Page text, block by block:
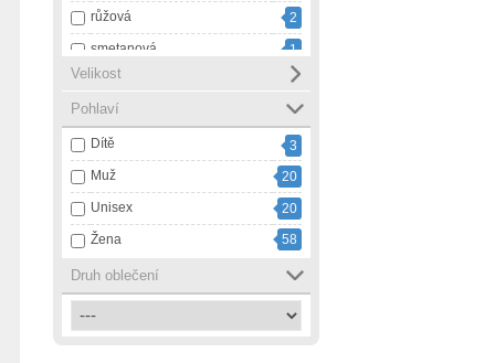
růžová
2
smetanová
1
tmavě modrá
1
vícebarevná
1
zelená
3
černá
43
černá s bílou
4
černá s růžovou
1
červená
4
šedá
Velikost
Pohlaví
Dítě
3
Muž
20
Unisex
20
Žena
58
Druh oblečení